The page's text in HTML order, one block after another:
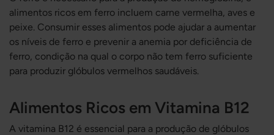
alimentos ricos em ferro incluem carne vermelha, aves e
peixe. Consumir esses alimentos pode ajudar a aumentar
os níveis de ferro e prevenir a anemia por deficiência de
ferro, condição na qual o corpo não tem ferro suficiente
para produzir glóbulos vermelhos saudáveis.
Alimentos Ricos em Vitamina B12
A vitamina B12 é essencial para a produção de glóbulos